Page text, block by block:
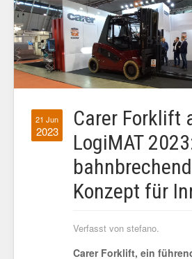
21 Jun
2023
Carer Forklift
LogiMAT
Konzept für
Verfasst von stefano.
Carer Forklift, ein